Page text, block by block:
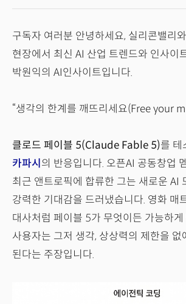
구독자 여러분 안녕하세요, 실리콘밸리
현장에서 최신 AI 산업 트렌드와 인사이
박원익의 AI인사이트입니다.
“생각의 한계를 깨뜨리세요(Free your
클로드 페이블 5(Claude Fable 5)를 테
카파시 의 반응입니다. 오픈AI 공동창업
최근 앤트로픽에 합류한 그는 새로운 AI
강력한 기대감을 드러냈습니다. 영화 매
대사처럼 페이블 5가 무엇이든 가능하
사용자는 그저 생각, 상상력의 제한을 없
된다는 주장입니다.